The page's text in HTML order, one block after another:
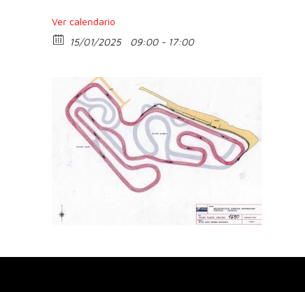
Ver calendario
15/01/2025
09:00 - 17:00